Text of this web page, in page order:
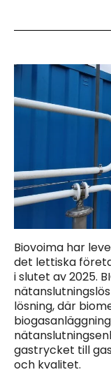
Biovoima har
det lettiska
i slutet av 2025.
lösning, där
gastrycket till
och kvalitet.